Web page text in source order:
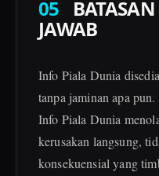
05
JAWAB
Info Piala Dunia
tanpa jaminan apa
Info Piala Dunia
kerusakan langsung,
konsekuensial yang